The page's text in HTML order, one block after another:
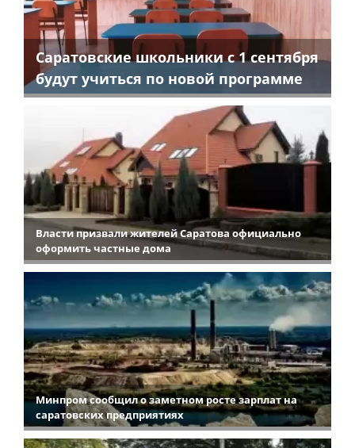
Саратовские школьники с 1 сентября
будут учиться по новой программе
Власти призвали жителей Саратова официально
оформить частные дома
Минпром сообщил о заметном росте зарплат на
саратовских предприятиях